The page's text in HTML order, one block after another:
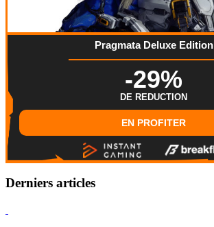
Pragmata Deluxe Edition
-29%
DE REDUCTION
EN PROFITER
Derniers articles